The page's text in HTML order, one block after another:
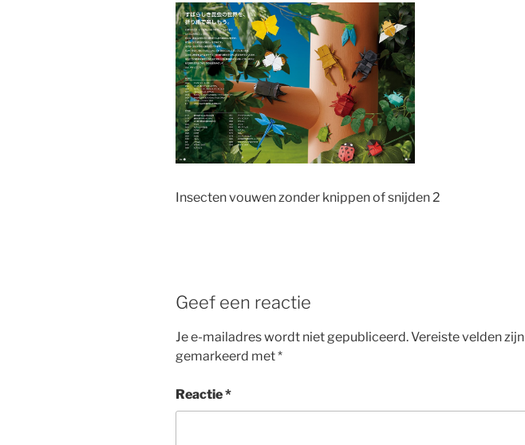
Insecten vouwen zonder knippen of snijden 2
Geef een reactie
Je e-mailadres wordt niet gepubliceerd.Vereiste velden zijn
gemarkeerd met*
Reactie*